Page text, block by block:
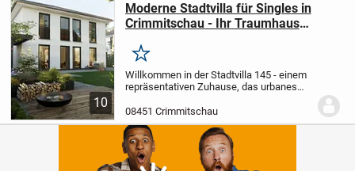
10
Moderne Stadtvilla für Singles in
Crimmitschau - Ihr Traumhaus
Merken
Willkommen in der Stadtvilla 145 - einem
repräsentativen Zuhause, das urbanes
vereint. Mit 145 m² Wohnfläche bieten die
lichtdurchfluteten Räume Platz zum
Entspannen...
08451 Crimmitschau